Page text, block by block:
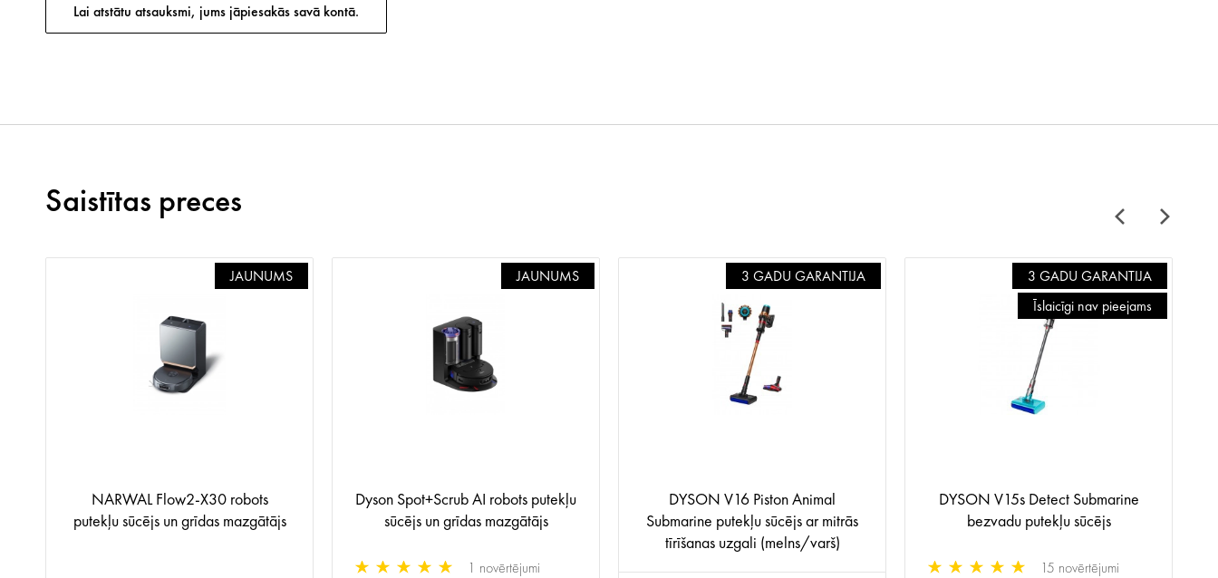
Lai atstātu atsauksmi, jums jāpiesakās savā kontā.
Saistītas preces
JAUNUMS
NARWAL Flow2-X30 robots
putekļu sūcējs un grīdas mazgātājs
JAUNUMS
Dyson Spot+Scrub AI robots putekļu
sūcējs un grīdas mazgātājs
1 novērtējumi
3 GADU GARANTIJA
DYSON V16 Piston Animal
Submarine putekļu sūcējs ar mitrās
tīrīšanas uzgali (melns/varš)
3 GADU GARANTIJA
Īslaicīgi nav pieejams
DYSON V15s Detect Submarine
bezvadu putekļu sūcējs
15 novērtējumi